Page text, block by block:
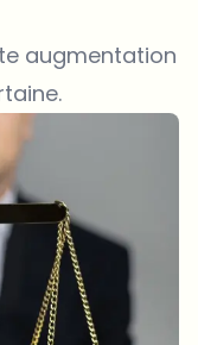
augmentation